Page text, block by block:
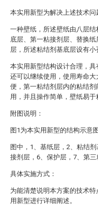
本实用新型为解决上述技术问
一种壁纸，所述壁纸由八层
底层、第一粘接剂层、替换
层，所述粘结剂基底层设有小
本实用新型结构设计合理，
还可以继续使用，使用寿命
便，第一粘结剂层内的粘结
用，并且操作简单，壁纸易于
附图说明：
图1为本实用新型的结构示意图
图中，1、基纸层，2、粘结
接剂层，6、保护层，7、第三
具体实施方式：
为能清楚说明本方案的技术
用新型进行详细阐述。